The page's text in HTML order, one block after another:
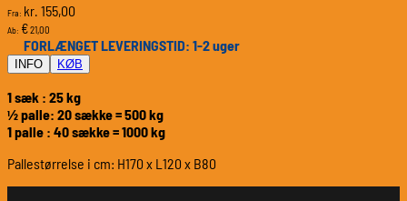
Fra: kr. 155,00
Ab: €21,00
FORLÆNGET LEVERINGSTID: 1-2 uger
INFO KØB
1 sæk : 25 kg
½ palle: 20 sække = 500 kg
1 palle : 40 sække = 1000 kg
Pallestørrelse i cm: H170 x L120 x B80